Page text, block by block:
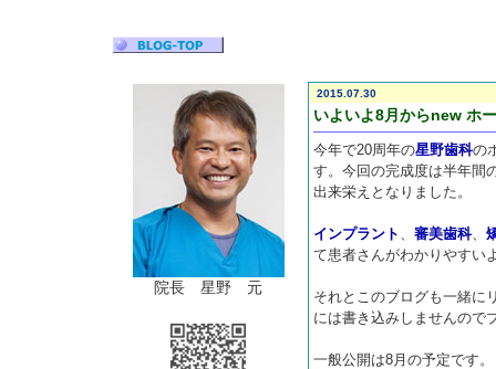
院長 星野 元
2015.07.30
いよいよ8月からnew ホ
今年で20周年の星野歯科の
す。今回の完成度は半年間
出来栄えとなりました。
インプラント 、 審美歯科、
て患者さんがわかりやすい
それとこのブログも一緒に
には書き込みしませんので
一般公開は8月の予定です。